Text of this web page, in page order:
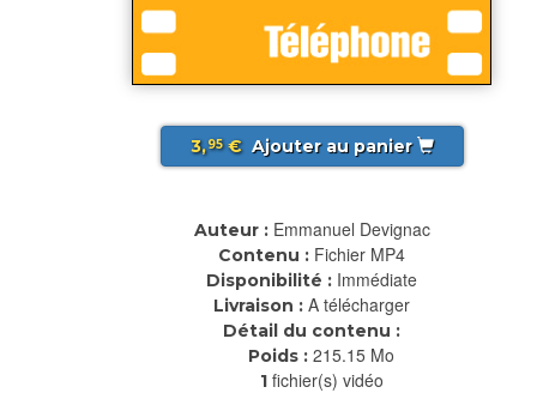
3,95€ Ajouter au panier
Auteur : Emmanuel Devignac
Contenu : Fichier MP4
Disponibilité : Immédiate
Livraison : A télécharger
Détail du contenu :
Poids : 215.15 Mo
1 fichier(s) vidéo